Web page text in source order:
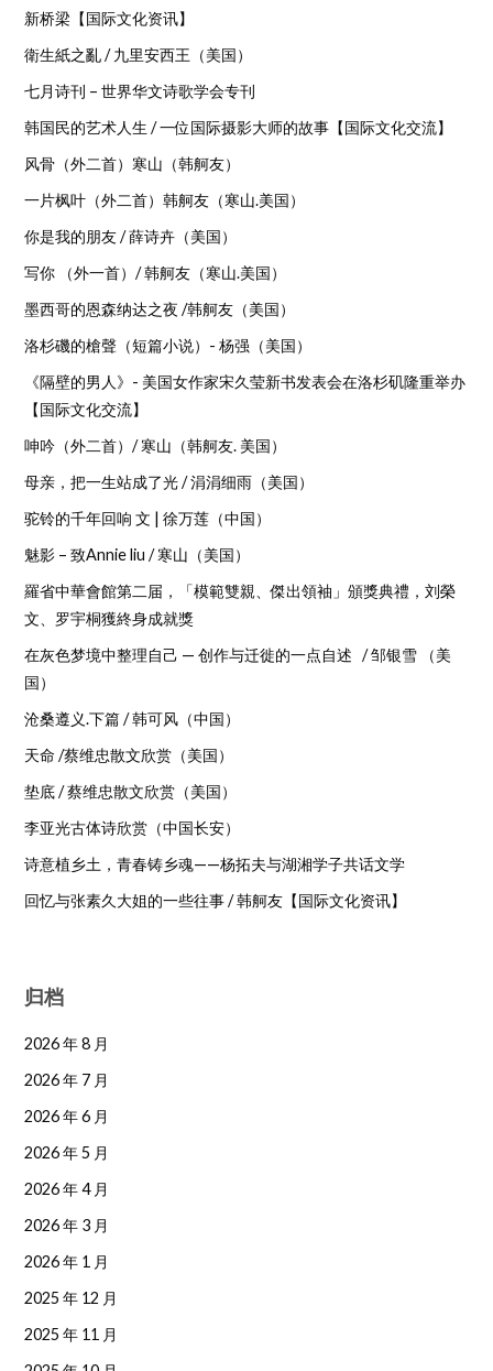
新桥梁【国际文化资讯】
衛生紙之亂 / 九里安西王（美国）
七月诗刊 – 世界华文诗歌学会专刊
韩国民的艺术人生 / 一位国际摄影大师的故事【国际文化交流】
风骨（外二首）寒山（韩舸友）
一片枫叶（外二首）韩舸友（寒山.美国）
你是我的朋友 / 薛诗卉（美国）
写你 （外一首）/ 韩舸友（寒山.美国）
墨西哥的恩森纳达之夜 /韩舸友（美国）
洛杉磯的槍聲（短篇小说）- 杨强（美国）
《隔壁的男人》- 美国女作家宋久莹新书发表会在洛杉矶隆重举办
【国际文化交流】
呻吟（外二首）/ 寒山（韩舸友. 美国）
母亲，把一生站成了光 / 涓涓细雨（美国）
驼铃的千年回响 文 | 徐万莲（中国）
魅影 – 致Annie liu / 寒山（美国）
羅省中華會館第二届，「模範雙親、傑出領袖」頒獎典禮，刘榮
文、罗宇桐獲終身成就獎
在灰色梦境中整理自己 — 创作与迁徙的一点自述 / 邹银雪 （美
国）
沧桑遵义.下篇 / 韩可风（中国）
天命 /蔡维忠散文欣赏（美国）
垫底 / 蔡维忠散文欣赏（美国）
李亚光古体诗欣赏（中国长安）
诗意植乡土，青春铸乡魂——杨拓夫与湖湘学子共话文学
回忆与张素久大姐的一些往事 / 韩舸友【国际文化资讯】
归档
2026 年 8 月
2026 年 7 月
2026 年 6 月
2026 年 5 月
2026 年 4 月
2026 年 3 月
2026 年 1 月
2025 年 12 月
2025 年 11 月